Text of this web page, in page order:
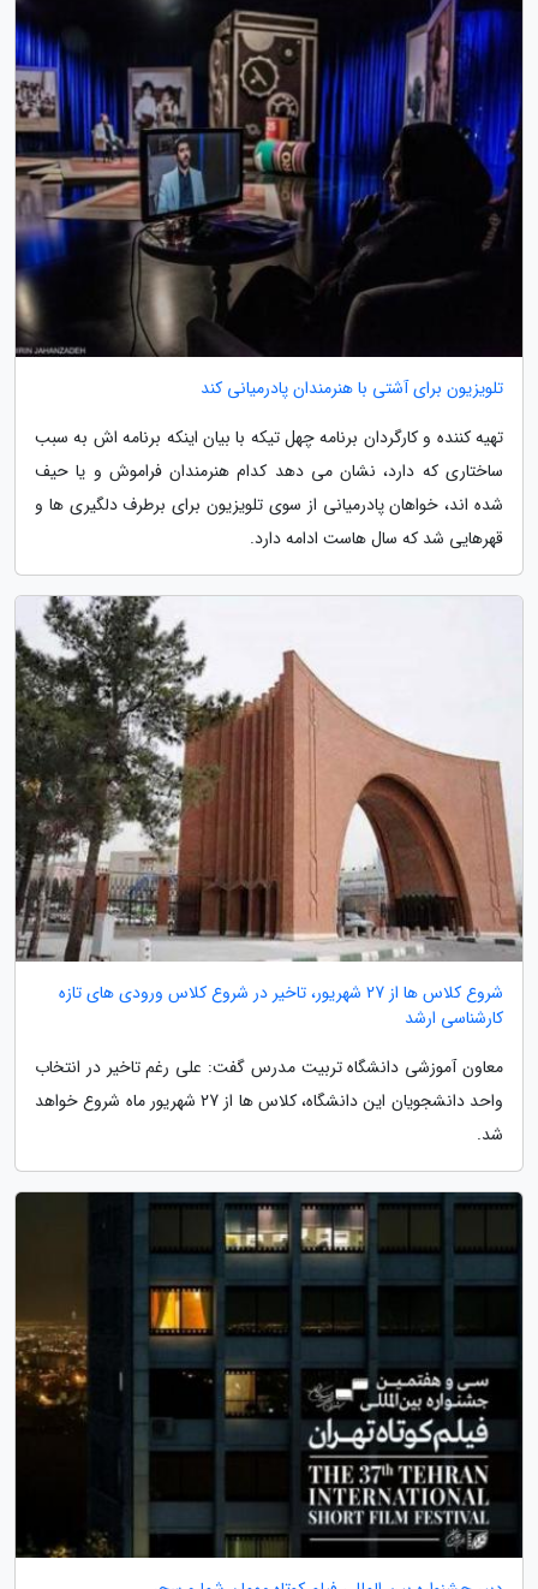
تلویزیون برای آشتی با هنرمندان پادرمیانی کند
تهیه کننده و کارگردان برنامه چهل تیکه با بیان اینکه برنامه اش به سبب
ساختاری که دارد، نشان می دهد کدام هنرمندان فراموش و یا حیف
شده اند، خواهان پادرمیانی از سوی تلویزیون برای برطرف دلگیری ها و
قهرهایی شد که سال هاست ادامه دارد.
شروع کلاس ها از 27 شهریور، تاخیر در شروع کلاس ورودی های تازه
کارشناسی ارشد
معاون آموزشی دانشگاه تربیت مدرس گفت: علی رغم تاخیر در انتخاب
واحد دانشجویان این دانشگاه، کلاس ها از 27 شهریور ماه شروع خواهد
شد.